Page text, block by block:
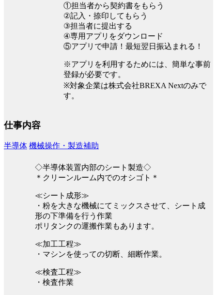
①担当者から契約書をもらう
②記入・捺印してもらう
③担当者に提出する
④専用アプリをダウンロード
⑤アプリで申請！最短翌日振込まれる！
※アプリを利用するためには、簡単な事前
登録が必要です。
※対象企業は株式会社BREXA Nextのみで
す。
仕事内容
半導体 機械操作・製造補助
◇半導体装置内部のシート製造◇
＊クリーンルーム内でのオシゴト＊
≪シート成形≫
・粉を大きな機械にてミックスさせて、シート成
形の下準備を行う作業
ポリタンクの運搬作業もあります。
≪加工工程≫
・マシンを使っての切断、細断作業。
≪検査工程≫
・検査作業